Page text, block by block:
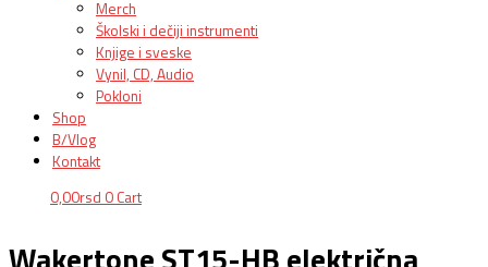
Merch
Školski i dečiji instrumenti
Knjige i sveske
Vynil, CD, Audio
Pokloni
Shop
B/Vlog
Kontakt
0,00rsd 0 Cart